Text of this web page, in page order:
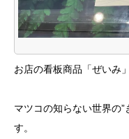
お店の看板商品「ぜいみ」
マツコの知らない世界の
す。